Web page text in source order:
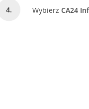
WybierzCA24